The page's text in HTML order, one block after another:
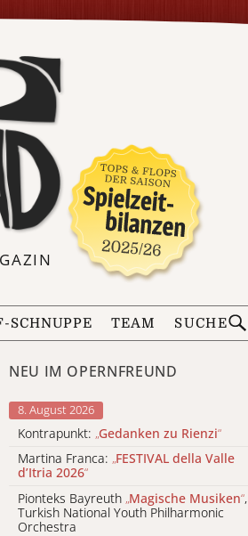
SCHNUPPE TEAM SUCHE
NEU IM OPERNFREUND
8. August 2026
Kontrapunkt: „Gedanken zu Rienzi“
Martina Franca: „FESTIVAL della Valle
d’Itria 2026“
Pionteks Bayreuth „Magische Musiken“,
Turkish National Youth Philharmonic
Orchestra